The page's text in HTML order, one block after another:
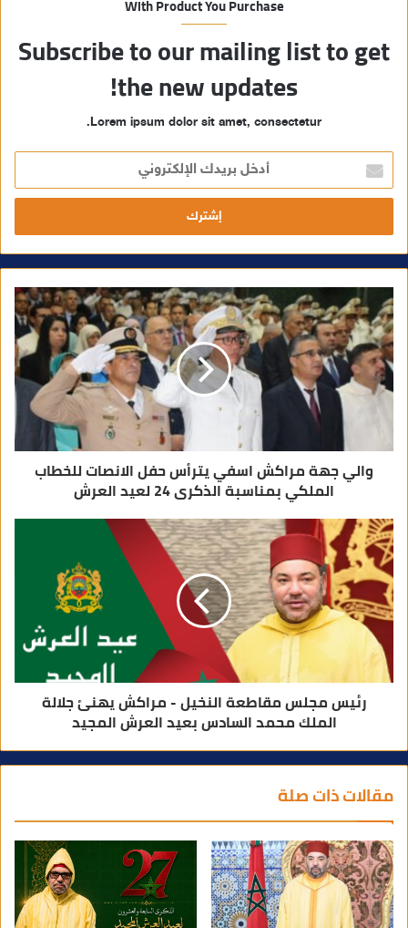
With Product You Purchase
Subscribe to our mailing list to get
the new updates!
Lorem ipsum dolor sit amet, consectetur.
أ
خ
ل
ر
ا
ل
إ
ل
ك
ت
ر
و
والي جهة مراكش اسفي يترأس حفل الانصات للخطاب
الملكي بمناسبة الذكرى 24 لعيد العرش
رئيس مجلس مقاطعة النخيل - مراكش يهنئ جلالة
الملك محمد السادس بعيد العرش المجيد
مقالات ذات صلة